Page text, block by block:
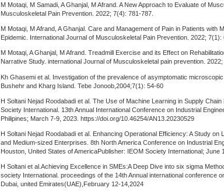
M Motaqi, M Samadi, A Ghanjal, M Afrand. A New Approach to Evaluate of
Musculoskeletal Pain Prevention. 2022; 7(4): 781-787.
M Motaqi, M Afrand, A Ghanjal. Care and Management of Pain in Patients with
Epidemic. International Journal of Musculoskeletal Pain Prevention. 2022; 7(1):
M Motaqi, A Ghanjal, M Afrand. Treadmill Exercise and its Effect on
Narrative Study. international Journal of Musculoskeletal pain prevention. 2022;
Kh Ghasemi et al. Investigation of the prevalence of asymptomatic
Bushehr and Kharg Island. Tebe Jonoob,2004;7(1): 54-60
H Soltani Nejad Roodabadi et al. The Use of Machine Learning in Supply
Society International. 13th Annual International Conference on Industrial
Philipines; March 7-9, 2023. https://doi.org/10.46254/AN13.20230529
H Soltani Nejad Roodabadi et al. Enhancing Operational Efficiency: A Study on
and Medium-sized Enterprises. 8th North America Conference on Industrial
Houston, United States of AmericaPublisher: IEOM Society International; June
H Soltani et al.Achieving Excellence in SMEs:A Deep Dive into six sigma
society International. proceedings of the 14th Annual international conference
Dubai, united Emirates(UAE),February 12-14,2024